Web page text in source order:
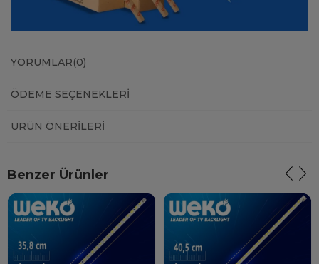
YORUMLAR(0)
ÖDEME SEÇENEKLERI
ÜRÜN ÖNERILERI
Benzer Ürünler